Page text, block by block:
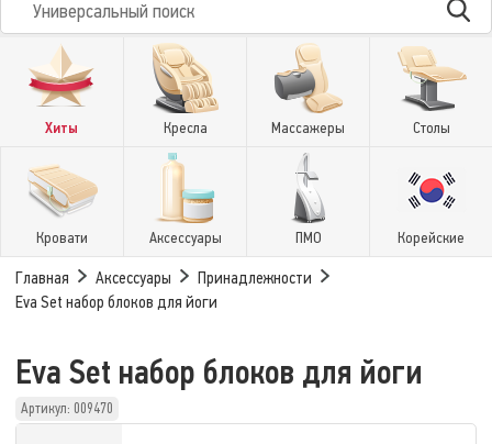
Хиты Кресла Массажеры Столы
Кровати Аксессуары ПМО Корейские
Главная Аксессуары
Принадлежности
Eva Set набор блоков для йоги
Eva Set набор блоков для йоги
Артикул: 009470